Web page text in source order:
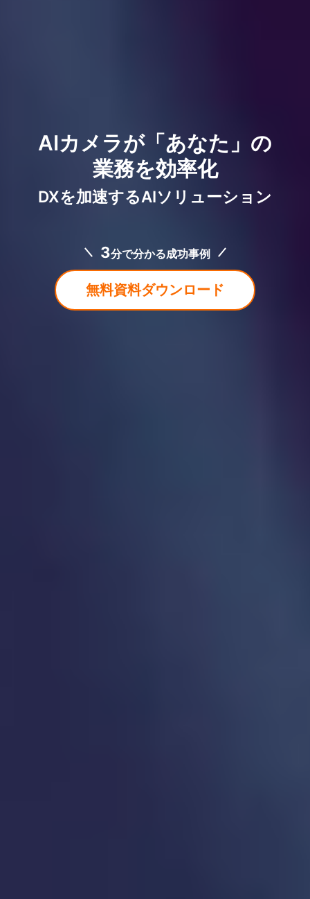
AIカメラが「あなた」の
業務を効率化
DXを加速するAIソリューション
3分で分かる成功事例
無料資料ダウンロード